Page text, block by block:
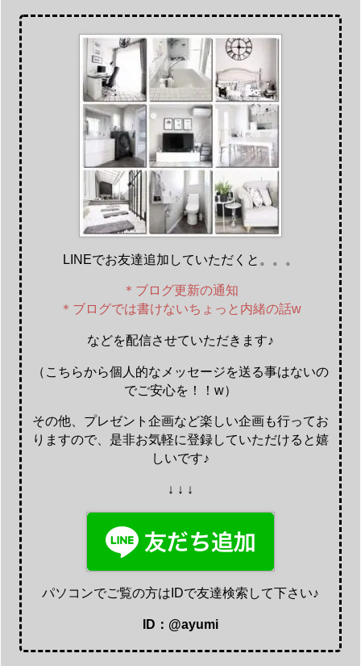
LINEでお友達追加していただくと。。。
＊ブログ更新の通知
＊ブログでは書けないちょっと内緒の話w
などを配信させていただきます♪
（こちらから個人的なメッセージを送る事はないの
でご安心を！！w）
その他、プレゼント企画など楽しい企画も行ってお
りますので、是非お気軽に登録していただけると嬉
しいです♪
↓ ↓ ↓
パソコンでご覧の方はIDで友達検索して下さい♪
ID：@ayumi